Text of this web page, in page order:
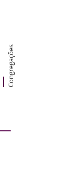
Congregações